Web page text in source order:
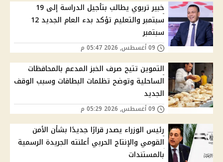
خبير تربوي يطالب بتأجيل الدراسة إلى 19
سبتمبر والتعليم تؤكد بدء العام الجديد 12
سبتمبر
التموين تتيح صرف الخبز المدعم بالمحافظات
الساحلية وتوضح تظلمات البطاقات وسبب الوقف
الجديد
رئيس الوزراء يصدر قرارًا جديدًا بشأن الأمن
القومي والإنتاج الحربي أعلنته الجريدة الرسمية
بالمستندات